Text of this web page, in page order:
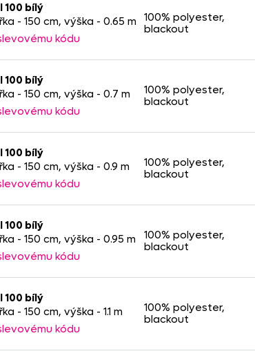
100 bílý
- 150 cm, výška - 0.65 m
kódu
100% polyester,
blackout
100 bílý
- 150 cm, výška - 0.7 m
kódu
100% polyester,
blackout
100 bílý
- 150 cm, výška - 0.9 m
kódu
100% polyester,
blackout
100 bílý
- 150 cm, výška - 0.95 m
kódu
100% polyester,
blackout
100 bílý
- 150 cm, výška - 1.1 m
kódu
100% polyester,
blackout